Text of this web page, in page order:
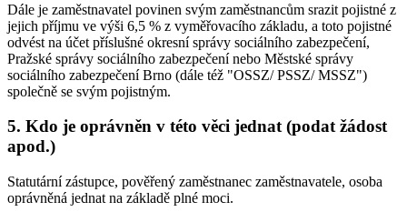
Dále je zaměstnavatel povinen svým zaměstnancům srazit pojistné z
jejich příjmu ve výši 6,5 % z vyměřovacího základu, a toto pojistné
odvést na účet příslušné okresní správy sociálního zabezpečení,
Pražské správy sociálního zabezpečení nebo Městské správy
sociálního zabezpečení Brno (dále též "OSSZ/ PSSZ/ MSSZ")
společně se svým pojistným.
5. Kdo je oprávněn v této věci jednat (podat žádost
apod.)
Statutární zástupce, pověřený zaměstnanec zaměstnavatele, osoba
oprávněná jednat na základě plné moci.